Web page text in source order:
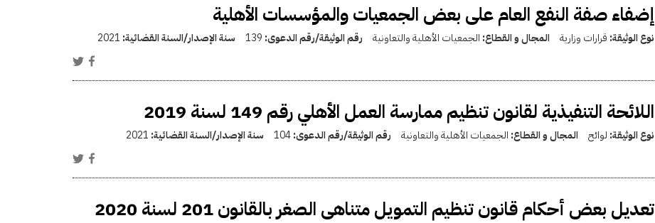
إضفاء صفة النفع العام على بعض الجمعيات والمؤسسات الأهلية
نوع الوثيقة: قرارات وزارية المجال و القطاع: الجمعيات الأهلية والتعاونية رقم الوثيقة/رقم الدعوى: 139 سنة الإصدار/السنة القضائية: 2021
اللائحة التنفيذية لقانون تنظيم ممارسة العمل الأهلي رقم 149 لسنة 2019
نوع الوثيقة: لوائح المجال و القطاع: الجمعيات الأهلية والتعاونية رقم الوثيقة/رقم الدعوى:104 سنة الإصدار/السنة القضائية: 2021
تعديل بعض أحكام قانون تنظيم التمويل متناهى الصغر بالقانون 201 لسنة 2020